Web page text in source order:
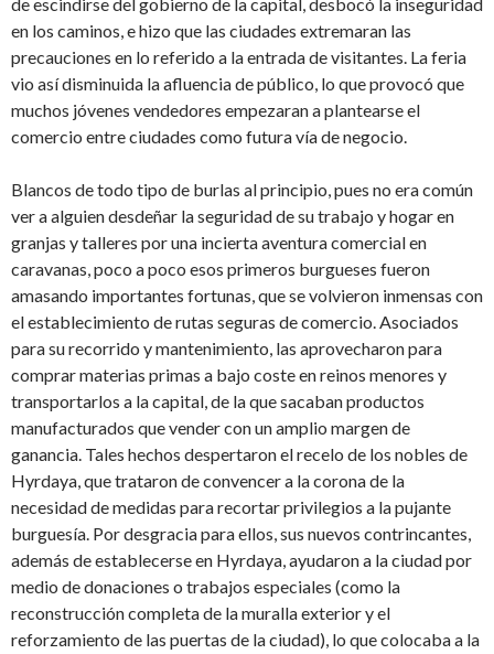
en los caminos, e hizo que las ciudades extremaran las
precauciones en lo referido a la entrada de visitantes. La feria
vio así disminuida la afluencia de público, lo que provocó que
muchos jóvenes vendedores empezaran a plantearse el
comercio entre ciudades como futura vía de negocio.
Blancos de todo tipo de burlas al principio, pues no era común
ver a alguien desdeñar la seguridad de su trabajo y hogar en
granjas y talleres por una incierta aventura comercial en
caravanas, poco a poco esos primeros burgueses fueron
amasando importantes fortunas, que se volvieron inmensas con
el establecimiento de rutas seguras de comercio. Asociados
para su recorrido y mantenimiento, las aprovecharon para
comprar materias primas a bajo coste en reinos menores y
transportarlos a la capital, de la que sacaban productos
manufacturados que vender con un amplio margen de
ganancia. Tales hechos despertaron el recelo de los nobles de
Hyrdaya, que trataron de convencer a la corona de la
necesidad de medidas para recortar privilegios a la pujante
burguesía. Por desgracia para ellos, sus nuevos contrincantes,
además de establecerse en Hyrdaya, ayudaron a la ciudad por
medio de donaciones o trabajos especiales (como la
reconstrucción completa de la muralla exterior y el
reforzamiento de las puertas de la ciudad), lo que colocaba a la